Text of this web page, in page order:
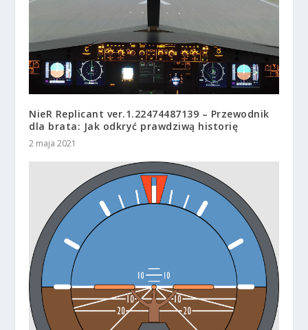
NieR Replicant ver.1.22474487139 – Przewodnik
dla brata: Jak odkryć prawdziwą historię
2 maja 2021